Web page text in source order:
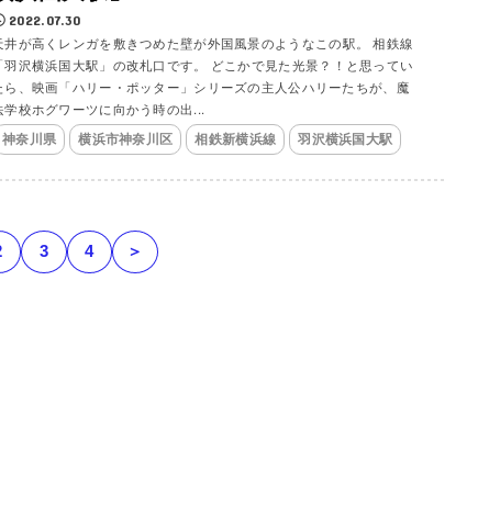
2022.07.30
井が高くレンガを敷きつめた壁が外国風景のようなこの駅。 相鉄線
羽沢横浜国大駅」の改札口です。 どこかで見た光景？！と思ってい
ら、映画「ハリー・ポッター」シリーズの主人公ハリーたちが、魔
学校ホグワーツに向かう時の出...
神奈川県 横浜市神奈川区 相鉄新横浜線 羽沢横浜国大駅
3 4 ＞